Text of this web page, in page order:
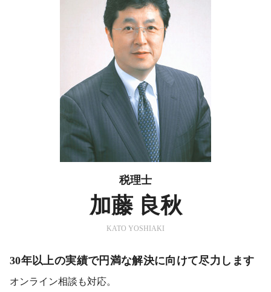
税理士
加藤 良秋
KATO YOSHIAKI
30年以上の実績で円満な解決に向けて尽力します
オンライン相談も対応。